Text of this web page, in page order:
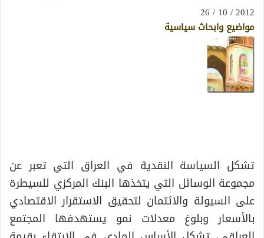
2012 / 10 / 26
مواضيع وابحاث سياسية
تشكل السياسة النقدية في العراق التي تعبر عن
مجموعة الوسائل التي يتخذها البنك المركزي للسيطرة
على السيولة والائتمان لتحقيق الاستقرار الاقتصادي
بالأسعار وبلوغ معدلات نمو يستهدفها المجتمع